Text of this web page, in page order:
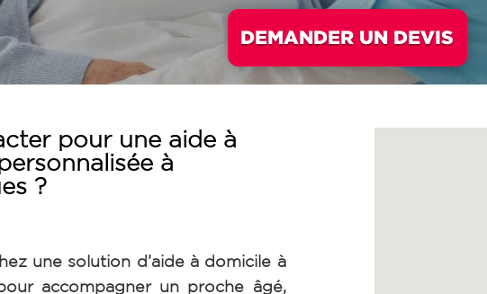
DEMANDER UN DEVIS
pour une aide à
à
?
une solution d’aide à domicile à
accompagner un proche âgé,